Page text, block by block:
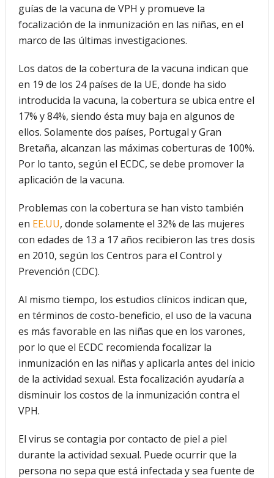
Nuevas noticias sobre las dietas vegetarianas y el riesgo
de cáncer
guías de la vacuna de VPH y promueve la
focalización de la inmunización en las niñas, en el
marco de las últimas investigaciones.
Los datos de la cobertura de la vacuna indican que
en 19 de los 24 países de la UE, donde ha sido
introducida la vacuna, la cobertura se ubica entre el
17% y 84%, siendo ésta muy baja en algunos de
ellos. Solamente dos países, Portugal y Gran
Bretaña, alcanzan las máximas coberturas de 100%.
Por lo tanto, según el ECDC, se debe promover la
aplicación de la vacuna.
Problemas con la cobertura se han visto también
en EE.UU, donde solamente el 32% de las mujeres
con edades de 13 a 17 años recibieron las tres dosis
en 2010, según los Centros para el Control y
Prevención (CDC).
Al mismo tiempo, los estudios clínicos indican que,
en términos de costo-beneficio, el uso de la vacuna
es más favorable en las niñas que en los varones,
por lo que el ECDC recomienda focalizar la
inmunización en las niñas y aplicarla antes del inicio
de la actividad sexual. Esta focalización ayudaría a
disminuir los costos de la inmunización contra el
VPH.
El virus se contagia por contacto de piel a piel
durante la actividad sexual. Puede ocurrir que la
persona no sepa que está infectada y sea fuente de